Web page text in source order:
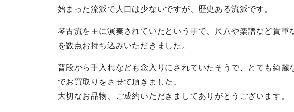
始まった流派で人口は少ないですが、歴史ある流派です。
琴古流を主に演奏されていたという事で、尺八や楽譜など貴重
を数点お持ち込みいただきました。
普段から手入れなども念入りにされていたそうで、とても綺麗
でお買取りをさせて頂きました。
大切なお品物、ご成約いただきましてありがとうございます。